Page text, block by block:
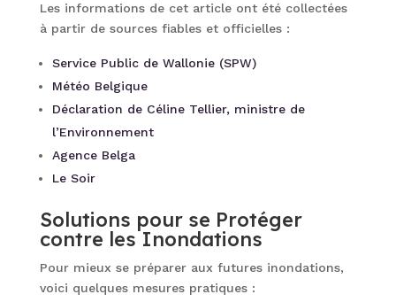
Les informations de cet article ont été collectées
à partir de sources fiables et officielles :
Service Public de Wallonie (SPW)
Météo Belgique
Déclaration de Céline Tellier, ministre de
l’Environnement
Agence Belga
Le Soir
Solutions pour se Protéger
contre les Inondations
Pour mieux se préparer aux futures inondations,
voici quelques mesures pratiques :